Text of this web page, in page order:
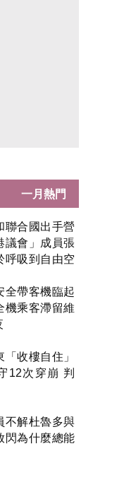
聯合國出手營
會」成員張
呼吸到自由空
全帶客機臨起
乘客滯留維
收樓自住」
12次穿崩 判
不解杜魯多與
閃為什麼總能
一月熱門